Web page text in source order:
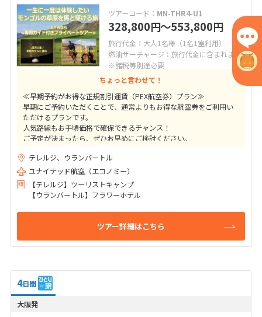
ツアーコード： MN-THR4-U1
328,800円〜553,800円
旅行代金：大人1名様（1名1室利用）
燃油サーチャージ：旅行代金に含まれます
※諸税等別途必要
ちょっと言わせて！
≪早期予約がお得な正規割引運賃（PEX航空券）プラン≫
早期にご予約いただくことで、通常よりもお得な航空券をご利用い
ただけるプランです。
人気路線もお手頃価格で確保できるチャンス！
ご予定が決まったら、ぜひお早めにご検討ください。
★ご出発41日前までの変更取消料は10,000円（目安額）！
高額なキャンセル料はかかりませんのでご安心下さい
テレルジ、ウランバートル
ユナイテッド航空（エコノミー）
【テレルジ】ツーリストキャンプ
【ウランバートル】フラワーホテル
ツアー詳細はこちら
4日間
大阪発